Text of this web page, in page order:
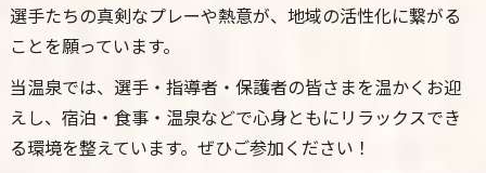
選手たちの真剣なプレーや熱意が、地域の活性化に繋がる
ことを願っています。
当温泉では、選手・指導者・保護者の皆さまを温かくお迎
えし、宿泊・食事・温泉などで心身ともにリラックスでき
る環境を整えています。ぜひご参加ください！